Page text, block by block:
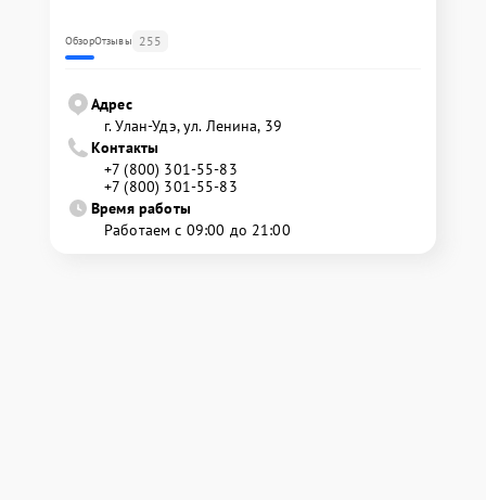
ОбзорОтзывы 255
Адрес
г. Улан-Удэ, ул. Ленина, 39
Контакты
+7 (800) 301-55-83
+7 (800) 301-55-83
Время работы
Работаем с 09:00 до 21:00